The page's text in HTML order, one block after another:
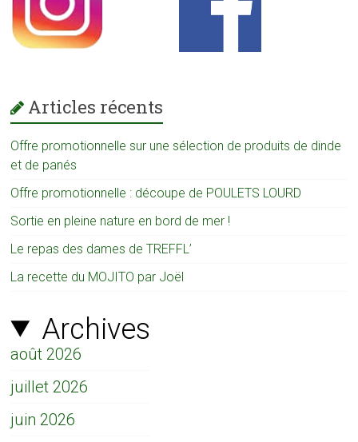
Articles récents
Offre promotionnelle sur une sélection de produits de dinde
et de panés
Offre promotionnelle : découpe de POULETS LOURD
Sortie en pleine nature en bord de mer !
Le repas des dames de TREFFL’
La recette du MOJITO par Joël
Archives
août 2026
juillet 2026
juin 2026